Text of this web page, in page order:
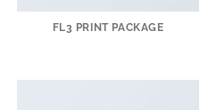
FL3 PRINT PACKAGE